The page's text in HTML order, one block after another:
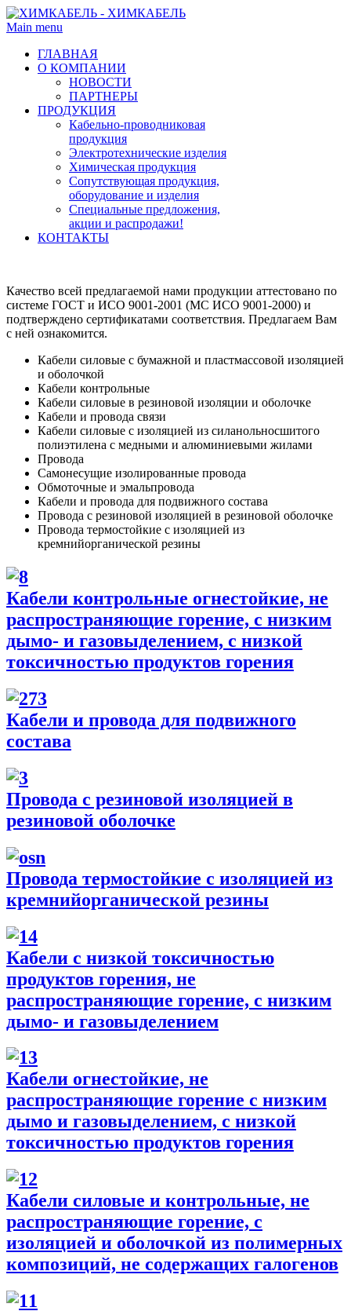
Main menu
ГЛАВНАЯ
О КОМПАНИИ
НОВОСТИ
ПАРТНЕРЫ
ПРОДУКЦИЯ
Кабельно-проводниковая
продукция
Электротехнические изделия
Химическая продукция
Сопутствующая продукция,
оборудование и изделия
Специальные предложения,
акции и распродажи!
КОНТАКТЫ
Качество всей предлагаемой нами продукции аттестовано по
системе ГОСТ и ИСО 9001-2001 (МС ИСО 9001-2000) и
подтверждено сертификатами соответствия. Предлагаем Вам
с ней ознакомится.
Кабели силовые с бумажной и пластмассовой изоляцией
и оболочкой
Кабели контрольные
Кабели силовые в резиновой изоляции и оболочке
Кабели и провода связи
Кабели силовые с изоляцией из силанольносшитого
полиэтилена с медными и алюминиевыми жилами
Провода
Самонесущие изолированные провода
Обмоточные и эмальпровода
Кабели и провода для подвижного состава
Провода с резиновой изоляцией в резиновой оболочке
Провода термостойкие с изоляцией из
кремнийорганической резины
Кабели контрольные огнестойкие, не
распространяющие горение, с низким
дымо- и газовыделением, с низкой
токсичностью продуктов горения
Кабели и провода для подвижного
состава
Провода с резиновой изоляцией в
резиновой оболочке
Провода термостойкие с изоляцией из
кремнийорганической резины
Кабели с низкой токсичностью
продуктов горения, не
распространяющие горение, с низким
дымо- и газовыделением
Кабели огнестойкие, не
распространяющие горение с низким
дымо и газовыделением, с низкой
токсичностью продуктов горения
Кабели силовые и контрольные, не
распространяющие горение, с
изоляцией и оболочкой из полимерных
композиций, не содержащих галогенов